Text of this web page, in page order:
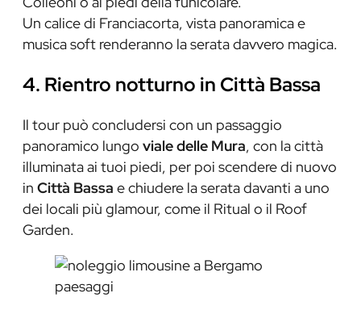
Un calice di Franciacorta, vista panoramica e
musica soft renderanno la serata davvero magica.
4. Rientro notturno in Città Bassa
Il tour può concludersi con un passaggio
panoramico lungo viale delle Mura, con la città
illuminata ai tuoi piedi, per poi scendere di nuovo
in Città Bassa e chiudere la serata davanti a uno
dei locali più glamour, come il Ritual o il Roof
Garden.